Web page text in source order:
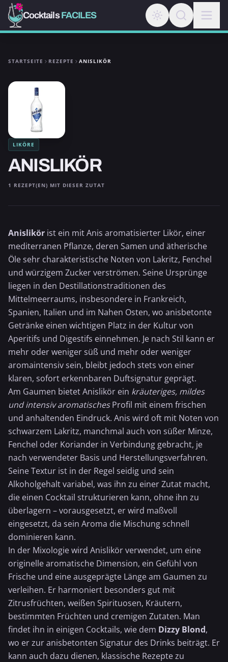
CocktailsFACILES
STARTSEITE REZEPTE ANISLIKÖR
LIKÖRE
ANISLIKÖR
1 REZEPT(EN) MIT DIESER ZUTAT
Anislikör ist ein mit Anis aromatisierter Likör, einer
mediterranen Pflanze, deren Samen und ätherische
Öle sehr charakteristische Noten von Lakritz, Fenchel
und würzigem Zucker verströmen. Seine Ursprünge
liegen in den Destillationstraditionen des
Mittelmeerraums, insbesondere in Frankreich,
Spanien, Italien und im Nahen Osten, wo anisbetonte
Getränke einen wichtigen Platz in der Kultur von
Aperitifs und Digestifs einnehmen. Je nach Stil kann er
mehr oder weniger süß und mehr oder weniger
aromaintensiv sein, bleibt jedoch stets von einer
klaren, sofort erkennbaren Duftsignatur geprägt.
Am Gaumen bietet Anislikör ein kräuteriges, mildes
und intensiv aromatischesProfil mit einem frischen
und anhaltenden Eindruck. Anis wird oft mit Noten von
schwarzem Lakritz, manchmal auch von süßer Minze,
Fenchel oder Koriander in Verbindung gebracht, je
nach verwendeter Basis und Herstellungsverfahren.
Seine Textur ist in der Regel seidig und sein
Alkoholgehalt variabel, was ihn zu einer Zutat macht,
die einen Cocktail strukturieren kann, ohne ihn zu
überlagern – vorausgesetzt, er wird maßvoll
eingesetzt, da sein Aroma die Mischung schnell
dominieren kann.
In der Mixologie wird Anislikör verwendet, um eine
originelle aromatische Dimension, ein Gefühl von
Frische und eine ausgeprägte Länge am Gaumen zu
verleihen. Er harmoniert besonders gut mit
Zitrusfrüchten, weißen Spirituosen, Kräutern,
bestimmten Früchten und cremigen Zutaten. Man
findet ihn in einigen Cocktails, wie dem Dizzy Blond,
wo er zur anisbetonten Signatur des Drinks beiträgt. Er
kann auch dazu dienen, klassische Rezepte zu